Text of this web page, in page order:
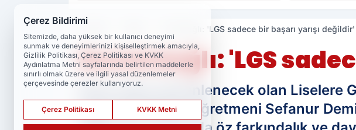
Demirdağlı: 'LGS sadece bir başarı yarışı değildir'
Demirdağlı: 'LGS
Pazar günü düzenlenecek olan Liselere
bulunan Rehber Öğretmeni Sefanur
Çerez Bildirimi
Sitemizde, daha yüksek bir kullanıcı deneyimi
sunmak ve deneyimlerinizi kişiselleştirmek amacıyla,
Gizlilik Politikası, Çerez Politikası ve KVKK
Aydınlatma Metni sayfalarında belirtilen maddelerle
sınırlı olmak üzere ve ilgili yasal düzenlemeler
çerçevesinde çerezler kullanıyoruz.
Çerez Politikası KVKK Metni